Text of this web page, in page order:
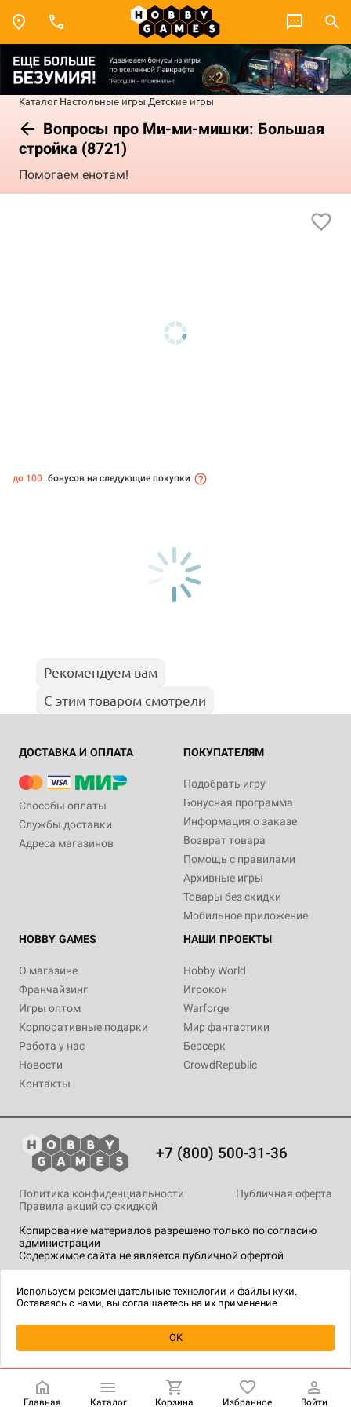
Каталог Настольные игры Детские игры
Вопросы про Ми-ми-мишки: Большая
стройка (8721)
Помогаем енотам!
Купить
до 100 бонусов на следующие покупки
Рекомендуем вам
С этим товаром смотрели
ДОСТАВКА И ОПЛАТА
Способы оплаты
Службы доставки
Адреса магазинов
ПОКУПАТЕЛЯМ
Подобрать игру
Бонусная программа
Информация о заказе
Возврат товара
Помощь с правилами
Архивные игры
Товары без скидки
Мобильное приложение
HOBBY GAMES
О магазине
Франчайзинг
Игры оптом
Корпоративные подарки
Работа у нас
Новости
Контакты
НАШИ ПРОЕКТЫ
Hobby World
Игрокон
Warforge
Мир фантастики
Берсерк
CrowdRepublic
+7 (800) 500-31-36
Копирование материалов разрешено только по согласию
администрации
Содержимое сайта не является публичной офертой
Политика конфиденциальности
Публичная оферта
Правила акций со скидкой
технологии.
Главная Каталог Корзина Избранное Войти
Используем рекомендательные технологии и файлы куки.
Оставаясь с нами, вы соглашаетесь на их применение
OK